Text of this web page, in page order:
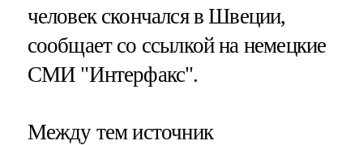
человек скончался в Швеции,
сообщает со ссылкой на немецкие
СМИ "Интерфакс".
Между тем источник